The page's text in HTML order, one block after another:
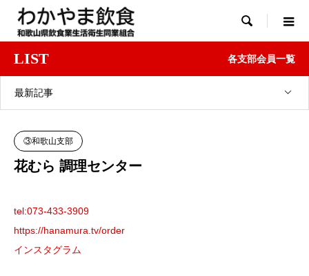

LIST 各支部会員一覧
最新記事
③和歌山支部
花むら 調理センター
tel:073-433-3909
https://hanamura.tv/order
インスタグラム